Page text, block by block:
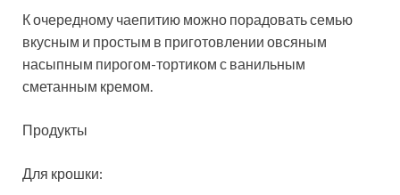
К очередному чаепитию можно порадовать семью
вкусным и простым в приготовлении овсяным
насыпным пирогом-тортиком с ванильным
сметанным кремом.
Продукты
Для крошки: